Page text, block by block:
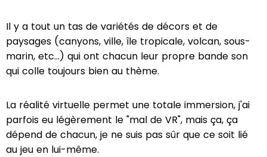
Il y a tout un tas de variétés de décors et de
paysages (canyons, ville, île tropicale, volcan, sous-
marin, etc...) qui ont chacun leur propre bande son
qui colle toujours bien au thème.
La réalité virtuelle permet une totale immersion, j'ai
parfois eu légèrement le "mal de VR", mais ça, ça
dépend de chacun, je ne suis pas sûr que ce soit lié
au jeu en lui-même.